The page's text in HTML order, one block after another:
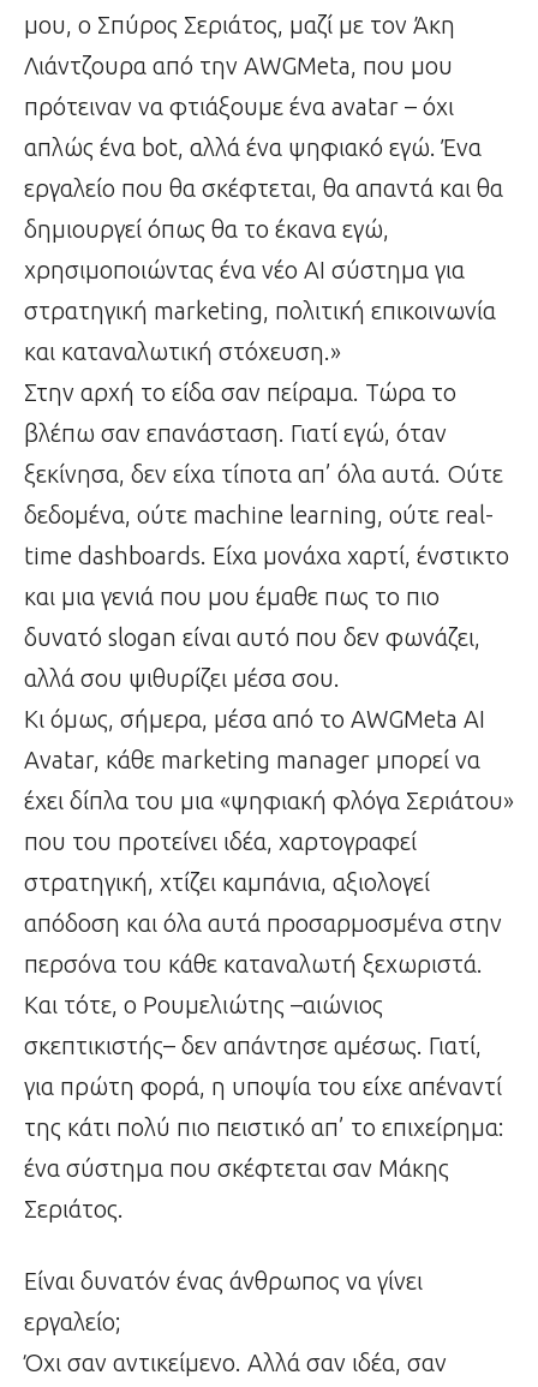
μου, ο Σπύρος Σεριάτος, μαζί με τον Άκη
Λιάντζουρα από την AWGMeta, που μου
πρότειναν να φτιάξουμε ένα avatar – όχι
απλώς ένα bot, αλλά ένα ψηφιακό εγώ. Ένα
εργαλείο που θα σκέφτεται, θα απαντά και θα
δημιουργεί όπως θα το έκανα εγώ,
χρησιμοποιώντας ένα νέο AI σύστημα για
στρατηγική marketing, πολιτική επικοινωνία
και καταναλωτική στόχευση.»
Στην αρχή το είδα σαν πείραμα. Τώρα το
βλέπω σαν επανάσταση. Γιατί εγώ, όταν
ξεκίνησα, δεν είχα τίποτα απ’ όλα αυτά. Ούτε
δεδομένα, ούτε machine learning, ούτε real-
time dashboards. Είχα μονάχα χαρτί, ένστικτο
και μια γενιά που μου έμαθε πως το πιο
δυνατό slogan είναι αυτό που δεν φωνάζει,
αλλά σου ψιθυρίζει μέσα σου.
Κι όμως, σήμερα, μέσα από το AWGMeta AI
Avatar, κάθε marketing manager μπορεί να
έχει δίπλα του μια «ψηφιακή φλόγα Σεριάτου»
που του προτείνει ιδέα, χαρτογραφεί
στρατηγική, χτίζει καμπάνια, αξιολογεί
απόδοση και όλα αυτά προσαρμοσμένα στην
περσόνα του κάθε καταναλωτή ξεχωριστά.
Και τότε, ο Ρουμελιώτης –αιώνιος
σκεπτικιστής– δεν απάντησε αμέσως. Γιατί,
για πρώτη φορά, η υποψία του είχε απέναντί
της κάτι πολύ πιο πειστικό απ’ το επιχείρημα:
ένα σύστημα που σκέφτεται σαν Μάκης
Σεριάτος.
Είναι δυνατόν ένας άνθρωπος να γίνει
εργαλείο;
Όχι σαν αντικείμενο. Αλλά σαν ιδέα, σαν